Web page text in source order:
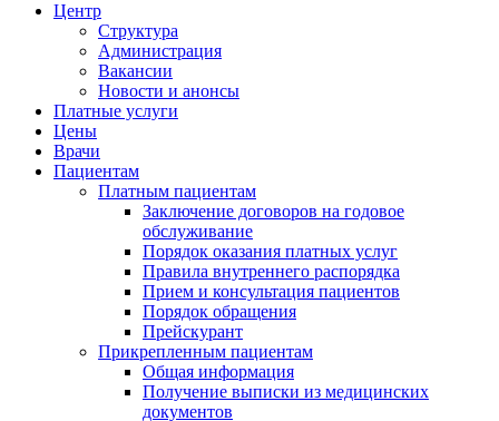
Центр
Структура
Администрация
Вакансии
Новости и анонсы
Платные услуги
Цены
Врачи
Пациентам
Платным пациентам
Заключение договоров на годовое
обслуживание
Порядок оказания платных услуг
Правила внутреннего распорядка
Прием и консультация пациентов
Порядок обращения
Прейскурант
Прикрепленным пациентам
Общая информация
Получение выписки из медицинских
документов